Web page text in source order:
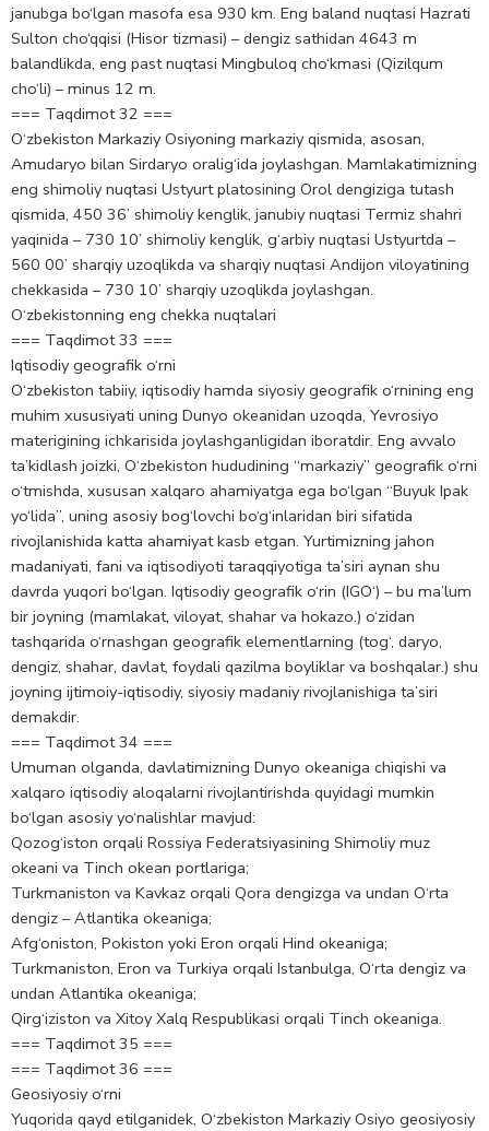
janubga bo‘lgan masofa esa 930 km. Eng baland nuqtasi Hazrati
Sulton cho‘qqisi (Hisor tizmasi) – dengiz sathidan 4643 m
balandlikda, eng past nuqtasi Mingbuloq cho‘kmasi (Qizilqum
cho‘li) – minus 12 m.
=== Taqdimot 32 ===
O‘zbekiston Markaziy Osiyoning markaziy qismida, asosan,
Amudaryo bilan Sirdaryo oralig‘ida joylashgan. Mamlakatimizning
eng shimoliy nuqtasi Ustyurt platosining Orol dengiziga tutash
qismida, 450 36’ shimoliy kenglik, janubiy nuqtasi Termiz shahri
yaqinida – 730 10’ shimoliy kenglik, g‘arbiy nuqtasi Ustyurtda –
560 00’ sharqiy uzoqlikda va sharqiy nuqtasi Andijon viloyatining
chekkasida – 730 10’ sharqiy uzoqlikda joylashgan.
O‘zbekistonning eng chekka nuqtalari
=== Taqdimot 33 ===
Iqtisodiy geografik o‘rni
O‘zbekiston tabiiy, iqtisodiy hamda siyosiy geografik o‘rnining eng
muhim xususiyati uning Dunyo okeanidan uzoqda, Yevrosiyo
materigining ichkarisida joylashganligidan iboratdir. Eng avvalo
ta’kidlash joizki, O‘zbekiston hududining “markaziy” geografik o‘rni
o‘tmishda, xususan xalqaro ahamiyatga ega bo‘lgan “Buyuk Ipak
yo‘lida”, uning asosiy bog‘lovchi bo‘g‘inlaridan biri sifatida
rivojlanishida katta ahamiyat kasb etgan. Yurtimizning jahon
madaniyati, fani va iqtisodiyoti taraqqiyotiga ta’siri aynan shu
davrda yuqori bo‘lgan. Iqtisodiy geografik o‘rin (IGO‘) – bu ma’lum
bir joyning (mamlakat, viloyat, shahar va hokazo.) o‘zidan
tashqarida o‘rnashgan geografik elementlarning (tog‘, daryo,
dengiz, shahar, davlat, foydali qazilma boyliklar va boshqalar.) shu
joyning ijtimoiy-iqtisodiy, siyosiy madaniy rivojlanishiga ta’siri
demakdir.
=== Taqdimot 34 ===
Umuman olganda, davlatimizning Dunyo okeaniga chiqishi va
xalqaro iqtisodiy aloqalarni rivojlantirishda quyidagi mumkin
bo‘lgan asosiy yo‘nalishlar mavjud:
Qozog‘iston orqali Rossiya Federatsiyasining Shimoliy muz
okeani va Tinch okean portlariga;
Turkmaniston va Kavkaz orqali Qora dengizga va undan O‘rta
dengiz – Atlantika okeaniga;
Afg‘oniston, Pokiston yoki Eron orqali Hind okeaniga;
Turkmaniston, Eron va Turkiya orqali Istanbulga, O‘rta dengiz va
undan Atlantika okeaniga;
Qirg‘iziston va Xitoy Xalq Respublikasi orqali Tinch okeaniga.
=== Taqdimot 35 ===
=== Taqdimot 36 ===
Geosiyosiy o‘rni
Yuqorida qayd etilganidek, O‘zbekiston Markaziy Osiyo geosiyosiy